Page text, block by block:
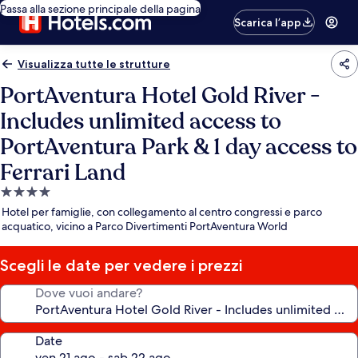
Passa alla sezione principale della pagina
Scarica l’app
Visualizza tutte le strutture
PortAventura Hotel Gold River -
Includes unlimited access to
PortAventura Park & 1 day access to
Ferrari Land
Struttura
a
4.0
stelle
Hotel per famiglie, con collegamento al centro congressi e parco
acquatico, vicino a Parco Divertimenti PortAventura World
Scegli le date per vedere i prezzi
Dove vuoi andare?
Date